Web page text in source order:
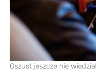
Oszust jeszcze nie